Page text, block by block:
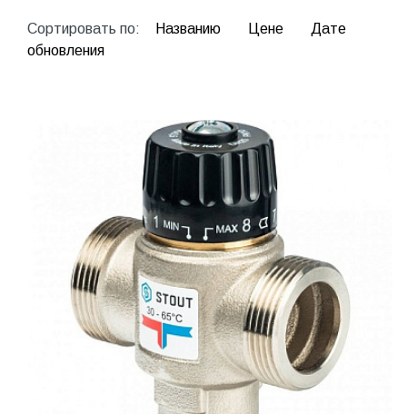
Сортировать по: Названию Цене
Дате
обновления